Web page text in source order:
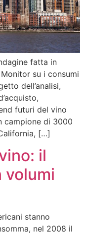
fatta in
su i consumi
dell’analisi,
futuri del vino
campione di 3000
[…]
il
volumi
stanno
nel 2008 il